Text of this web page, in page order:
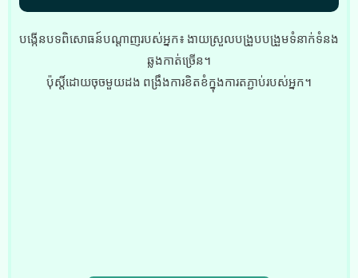
បង្កើនបទពិសោធន៍បណ្តាញរបស់អ្នក៖ ងាយស្រួលបង្រួបបង្រួមទំនាក់ទំនង
ឆ្លងកាត់ច្រើន។
ប៉ុស្តិ៍​ដោយ​ចុច​មួយ​ដង ពង្រឹង​ការ​ខិតខំ​ក្នុង​ការ​តភ្ជាប់​របស់​អ្នក។